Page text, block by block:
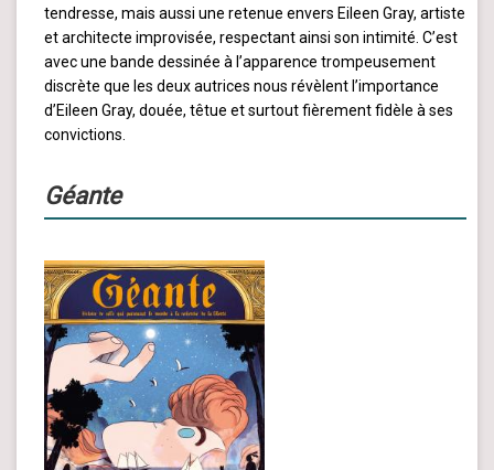
tendresse, mais aussi une retenue envers Eileen Gray, artiste
et architecte improvisée, respectant ainsi son intimité. C’est
avec une bande dessinée à l’apparence trompeusement
discrète que les deux autrices nous révèlent l’importance
d’Eileen Gray, douée, têtue et surtout fièrement fidèle à ses
convictions.
Géante